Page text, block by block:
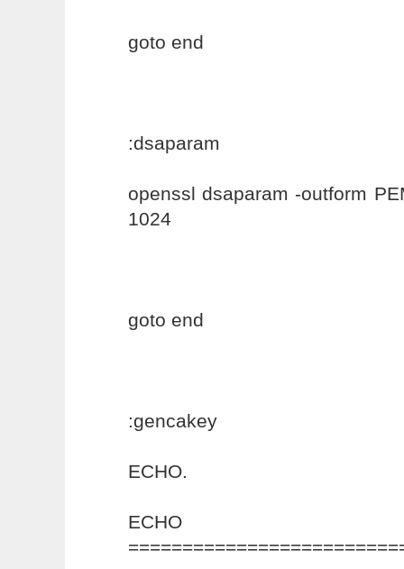
goto end
:dsaparam
openssl dsaparam -outform
1024
goto end
:gencakey
ECHO.
ECHO